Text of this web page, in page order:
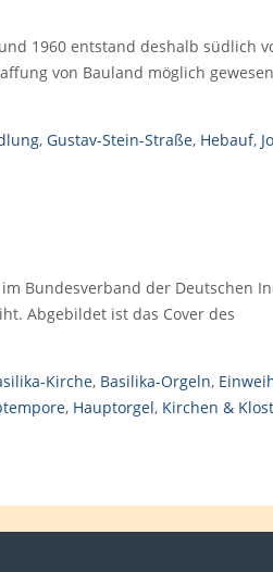
1960 entstand deshalb südlich
von Bauland möglich
, Gustav-Stein-Straße, Hebauf,
Bundesverband der Deutschen
Abgebildet ist das Cover des
Kirche, Basilika-Orgeln,
, Hauptorgel, Kirchen &